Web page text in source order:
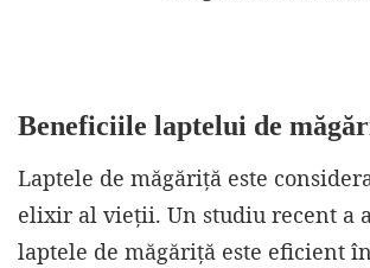
Beneficiile laptelui de
Laptele de măgăriță este
elixir al vieții. Un studiu recent a
laptele de măgăriță este eficient